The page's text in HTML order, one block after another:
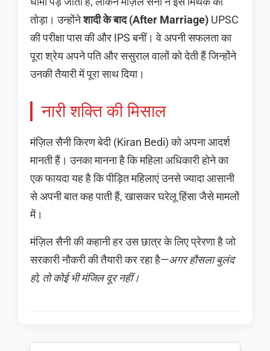
तोड़ा। उन्होंनेशादी के बाद (After Marriage) UPSC
की परीक्षा पास की और IPS बनीं। वे अपनी सफलता का
पूरा श्रेय अपने पति और ससुराल वालों को देती हैं जिन्होंने
उनकी तैयारी में पूरा साथ दिया।
नारी शक्ति की मिसाल
मंज़िल सैनी किरण बेदी (Kiran Bedi) को अपना आदर्श
मानती हैं। उनका मानना है कि महिला अधिकारी होने का
एक फायदा यह है कि पीड़ित महिलाएं उनसे ज्यादा आसानी
से अपनी बात कह पाती हैं, खासकर घरेलू हिंसा जैसे मामलों
में।
मंज़िल सैनी की कहानी हर उस छात्र के लिए प्रेरणा है जो
सरकारी नौकरी की तैयारी कर रहा है—अगर हौसला बुलंद
हो, तो कोई भी मंजिल दूर नहीं।